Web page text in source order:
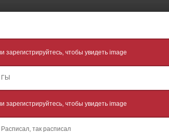
зарегистрируйтесь, чтобы увидеть image
ГЫ
зарегистрируйтесь, чтобы увидеть image
так расписал